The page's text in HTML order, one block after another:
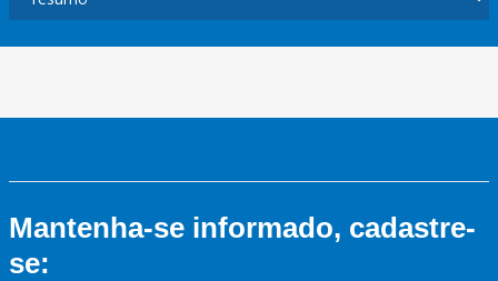
Mantenha-se informado, cadastre-
se: